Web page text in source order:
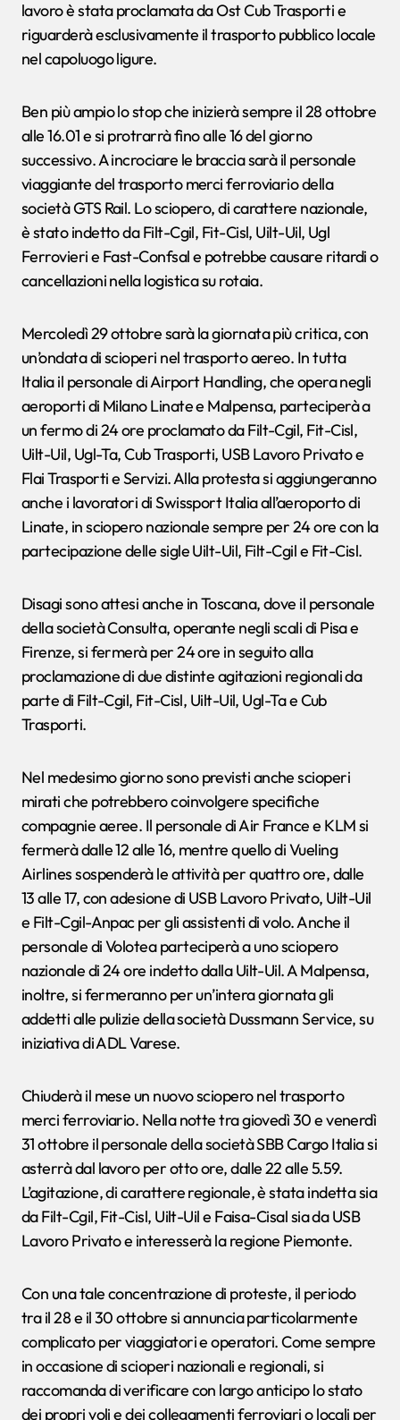
lavoro è stata proclamata da Ost Cub Trasporti e
riguarderà esclusivamente il trasporto pubblico locale
nel capoluogo ligure.
Ben più ampio lo stop che inizierà sempre il 28 ottobre
alle 16.01 e si protrarrà fino alle 16 del giorno
successivo. A incrociare le braccia sarà il personale
viaggiante del trasporto merci ferroviario della
società GTS Rail. Lo sciopero, di carattere nazionale,
è stato indetto da Filt-Cgil, Fit-Cisl, Uilt-Uil, Ugl
Ferrovieri e Fast-Confsal e potrebbe causare ritardi o
cancellazioni nella logistica su rotaia.
Mercoledì 29 ottobre sarà la giornata più critica, con
un’ondata di scioperi nel trasporto aereo. In tutta
Italia il personale di Airport Handling, che opera negli
aeroporti di Milano Linate e Malpensa, parteciperà a
un fermo di 24 ore proclamato da Filt-Cgil, Fit-Cisl,
Uilt-Uil, Ugl-Ta, Cub Trasporti, USB Lavoro Privato e
Flai Trasporti e Servizi. Alla protesta si aggiungeranno
anche i lavoratori di Swissport Italia all’aeroporto di
Linate, in sciopero nazionale sempre per 24 ore con la
partecipazione delle sigle Uilt-Uil, Filt-Cgil e Fit-Cisl.
Disagi sono attesi anche in Toscana, dove il personale
della società Consulta, operante negli scali di Pisa e
Firenze, si fermerà per 24 ore in seguito alla
proclamazione di due distinte agitazioni regionali da
parte di Filt-Cgil, Fit-Cisl, Uilt-Uil, Ugl-Ta e Cub
Trasporti.
Nel medesimo giorno sono previsti anche scioperi
mirati che potrebbero coinvolgere specifiche
compagnie aeree. Il personale di Air France e KLM si
fermerà dalle 12 alle 16, mentre quello di Vueling
Airlines sospenderà le attività per quattro ore, dalle
13 alle 17, con adesione di USB Lavoro Privato, Uilt-Uil
e Filt-Cgil-Anpac per gli assistenti di volo. Anche il
personale di Volotea parteciperà a uno sciopero
nazionale di 24 ore indetto dalla Uilt-Uil. A Malpensa,
inoltre, si fermeranno per un’intera giornata gli
addetti alle pulizie della società Dussmann Service, su
iniziativa di ADL Varese.
Chiuderà il mese un nuovo sciopero nel trasporto
merci ferroviario. Nella notte tra giovedì 30 e venerdì
31 ottobre il personale della società SBB Cargo Italia si
asterrà dal lavoro per otto ore, dalle 22 alle 5.59.
L’agitazione, di carattere regionale, è stata indetta sia
da Filt-Cgil, Fit-Cisl, Uilt-Uil e Faisa-Cisal sia da USB
Lavoro Privato e interesserà la regione Piemonte.
Con una tale concentrazione di proteste, il periodo
tra il 28 e il 30 ottobre si annuncia particolarmente
complicato per viaggiatori e operatori. Come sempre
in occasione di scioperi nazionali e regionali, si
raccomanda di verificare con largo anticipo lo stato
dei propri voli e dei collegamenti ferroviari o locali per